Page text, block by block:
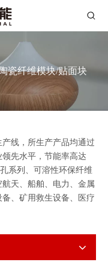
瓷纤维模块/贴面块
线，所生产产品均通过
先水平，节能率高达
系列、可溶性环保纤维
天、船舶、电力、金属
、矿用救生设备、医疗